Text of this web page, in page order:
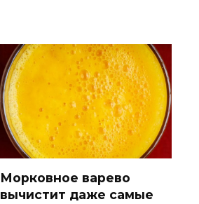
Морковное варево
вычистит даже самые